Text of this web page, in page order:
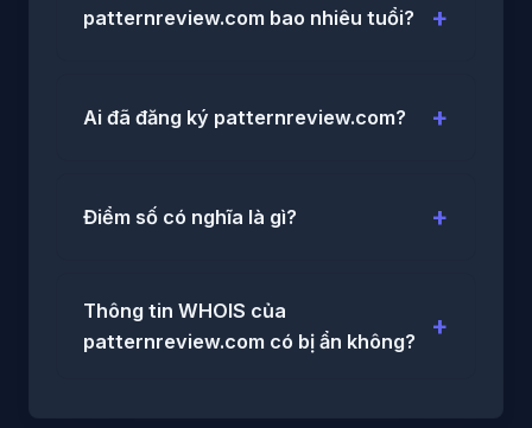
patternreview.com bao nhiêu tuổi?
Ai đã đăng ký patternreview.com?
Điểm số có nghĩa là gì?
Thông tin WHOIS của
patternreview.com có bị ẩn không?